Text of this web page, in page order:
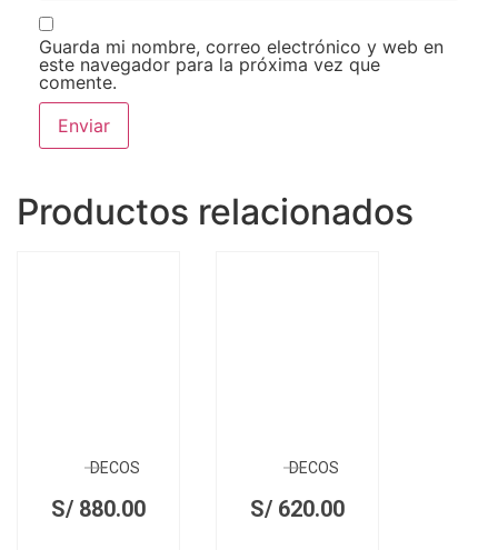
Guarda mi nombre, correo electrónico y web en
este navegador para la próxima vez que
comente.
Productos relacionados
DECOS
S/ 880.00
DECOS
S/ 620.00